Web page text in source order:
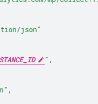
json"
" ,
,